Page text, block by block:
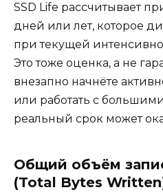
SSD Life рассчитывает
дней или лет, которое
при текущей
Это тоже оценка, а не
внезапно начнёте
или работать с
реальный срок может
Общий объём
(Total Bytes